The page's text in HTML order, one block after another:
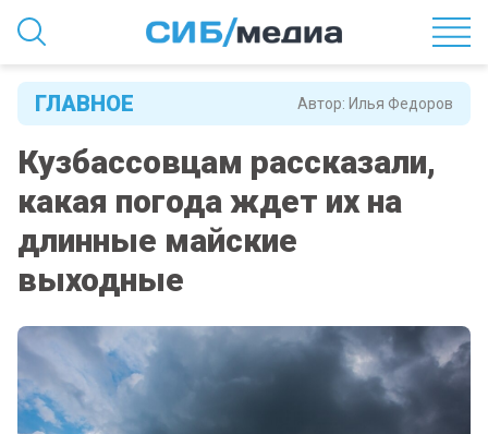
Автор: Илья Федоров
ГЛАВНОЕ
Кузбассовцам рассказали,
какая погода ждет их на
длинные майские
выходные